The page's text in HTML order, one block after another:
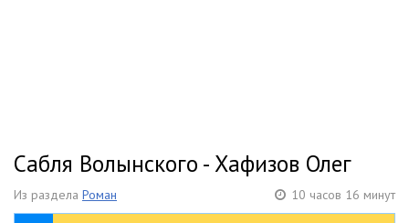
Сабля Волынского - Хафизов Олег
Из раздела Роман 10 часов 16 минут